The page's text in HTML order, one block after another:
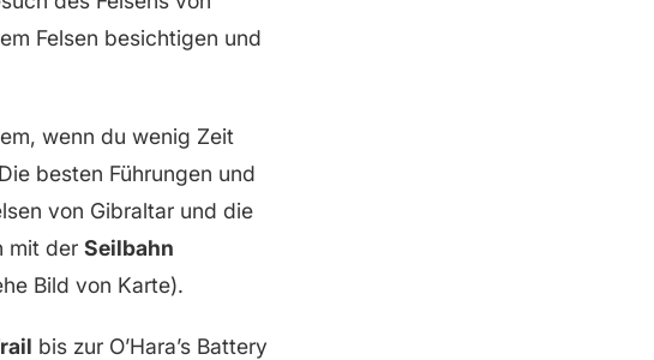
Felsen besichtigen und
wenn du wenig Zeit
besten Führungen und
von Gibraltar und die
mit der Seilbahn
Bild von Karte).
bis zur O’Hara’s Battery